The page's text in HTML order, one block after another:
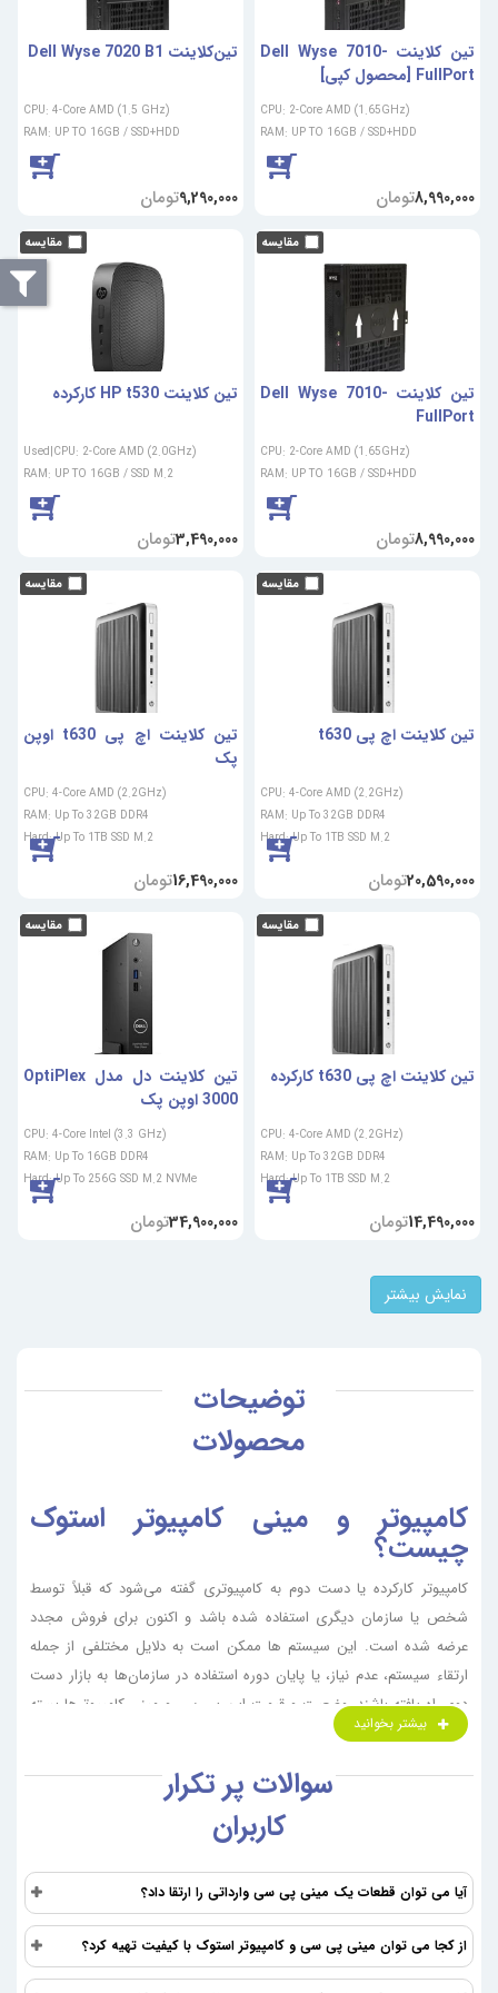
تین کلاینت Dell Wyse 7010-
FullPort [محصول کپی]
CPU: 2-Core AMD (1.65GHz)
RAM: UP TO 16GB / SSD+HDD
8,990,000تومان
تین‌کلاینت Dell Wyse 7020 B1
CPU: 4-Core AMD (1.5 GHz)
RAM: UP TO 16GB / SSD+HDD
9,290,000تومان
تین کلاینت Dell Wyse 7010-
FullPort
CPU: 2-Core AMD (1.65GHz)
RAM: UP TO 16GB / SSD+HDD
8,990,000تومان
تین کلاینت HP t530 کارکرده
Used|CPU: 2-Core AMD (2.0GHz)
RAM: UP TO 16GB / SSD M.2
3,490,000تومان
تین کلاینت اچ پی t630
CPU: 4-Core AMD (2.2GHz)
RAM: Up To 32GB DDR4
Hard: Up To 1TB SSD M.2
20,590,000تومان
تین کلاینت اچ پی t630 اوپن
پک
CPU: 4-Core AMD (2.2GHz)
RAM: Up To 32GB DDR4
Hard: Up To 1TB SSD M.2
16,490,000تومان
تین کلاینت اچ پی t630 کارکرده
CPU: 4-Core AMD (2.2GHz)
RAM: Up To 32GB DDR4
Hard: Up To 1TB SSD M.2
14,490,000تومان
تین کلاینت دل مدل OptiPlex
3000 اوپن پک
CPU: 4-Core Intel (3.3 GHz)
RAM: Up To 16GB DDR4
Hard: Up To 256G SSD M.2 NVMe
34,900,000تومان
نمایش بیشتر
توضیحات
محصولات
کامپیوتر و مینی کامپیوتر استوک
چیست؟
کامپیوتر کارکرده یا دست دوم به کامپیوتری گفته می‌شود که قبلاً توسط
شخص یا سازمان دیگری استفاده شده باشد و اکنون برای فروش مجدد
عرضه شده است. این سیستم ها ممکن است به دلایل مختلفی از جمله
ارتقاء سیستم، عدم نیاز، یا پایان دوره استفاده در سازمان‌ها به بازار دست
دوم راه یافته باشند. وضعیت و قیمت این پی سی و مینی کامپیوترها بسته
به میزان استفاده، سن، قطعات سخت افزاری، شرایط نگهداری آن‌ها متفاوت
اما نیازمند دقت در بررسی وضعیت سخت‌افزاری و اطمینان از عملکرد صحیح
انواع کامپیوتر و مینی کامپیوتر استوک
براساس مدل
کامپیوتر کار کرده در مدل‌های مختلفی از نظر اندازه، قیمت و کاربرد عرضه
می‌شوند. این تنوع به کاربران امکان می‌دهد تا با توجه به نیازها و بودجه
بیشتر بخوانید
سوالات پر تکرار
کاربران
آیا می توان قطعات یک مینی پی سی وارداتی را ارتقا داد؟
از کجا می توان مینی پی سی و کامپیوتر استوک با کیفیت تهیه کرد؟